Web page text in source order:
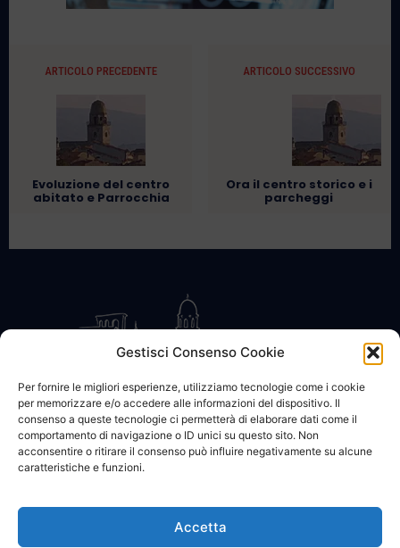
Gestisci Consenso Cookie
Per fornire le migliori esperienze, utilizziamo tecnologie come i cookie
per memorizzare e/o accedere alle informazioni del dispositivo. Il
consenso a queste tecnologie ci permetterà di elaborare dati come il
comportamento di navigazione o ID unici su questo sito. Non
acconsentire o ritirare il consenso può influire negativamente su alcune
caratteristiche e funzioni.
Accetta
ARTICOLO PRECEDENTE
Evoluzione del centro
abitato e Parrocchia
ARTICOLO SUCCESSIVO
Ora il centro storico e i
parcheggi
CONTATTACI COOKIE POLICY PRIVACY
© 2002 - 2026 SanBartolomeo.info :::: powered by Go Web snc |